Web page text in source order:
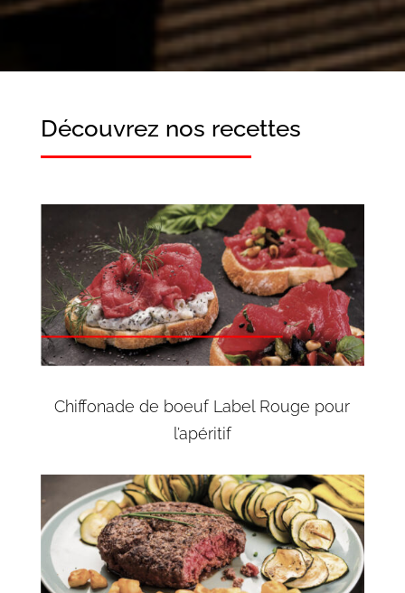
Découvrez nos recettes
Chiffonade de boeuf Label Rouge pour
l’apéritif